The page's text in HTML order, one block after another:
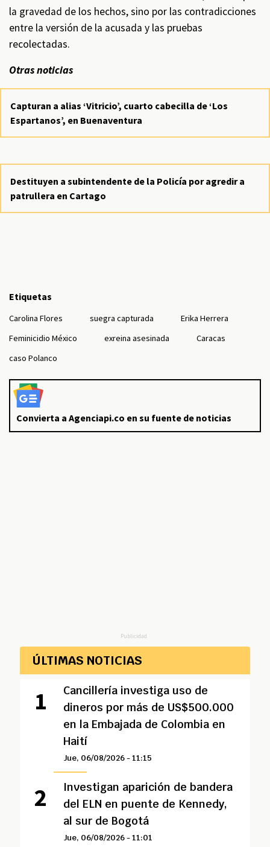
la gravedad de los hechos, sino por las contradicciones
entre la versión de la acusada y las pruebas
recolectadas.
Otras noticias
Capturan a alias ‘Vitricio’, cuarto cabecilla de ‘Los
Espartanos’, en Buenaventura
Destituyen a subintendente de la Policía por agredir a
patrullera en Cartago
Etiquetas
Carolina Flores suegra capturada
Erika Herrera
Feminicidio México
exreina asesinada
Caracas
caso Polanco
Convierta a Agenciapi.co en su fuente de noticias
Publicidad
ÚLTIMAS NOTICIAS
Cancillería investiga uso de
dineros por más de US$500.000
en la Embajada de Colombia en
Haití
Jue, 06/08/2026 - 11:15
Investigan aparición de bandera
del ELN en puente de Kennedy,
al sur de Bogotá
Jue, 06/08/2026 - 11:01